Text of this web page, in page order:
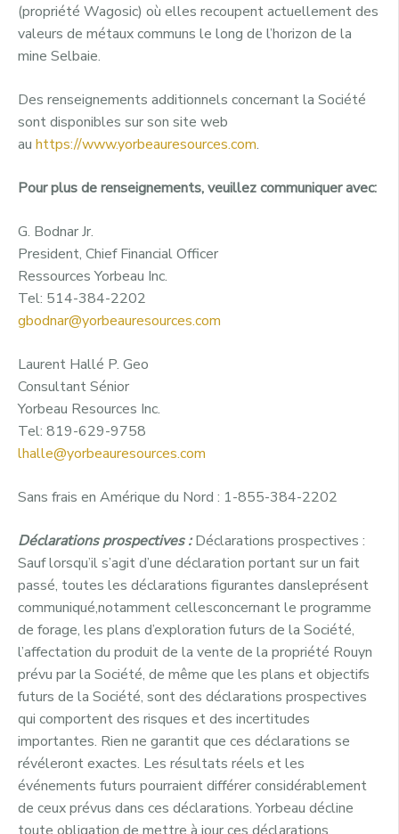
(propriété Wagosic) où elles recoupent actuellement des
valeurs de métaux communs le long de l’horizon de la
mine Selbaie.
Des renseignements additionnels concernant la Société
sont disponibles sur son site web
au https://www.yorbeauresources.com.
Pour plus de renseignements, veuillez communiquer avec:
G. Bodnar Jr.
President, Chief Financial Officer
Ressources Yorbeau Inc.
Tel: 514-384-2202
gbodnar@yorbeauresources.com
Laurent Hallé P. Geo
Consultant Sénior
Yorbeau Resources Inc.
Tel: 819-629-9758
lhalle@yorbeauresources.com
Sans frais en Amérique du Nord : 1-855-384-2202
Déclarations prospectives :Déclarations prospectives :
Sauf lorsqu’il s’agit d’une déclaration portant sur un fait
passé, toutes les déclarations figurantes dansleprésent
communiqué,notamment cellesconcernant le programme
de forage, les plans d’exploration futurs de la Société,
l’affectation du produit de la vente de la propriété Rouyn
prévu par la Société, de même que les plans et objectifs
futurs de la Société, sont des déclarations prospectives
qui comportent des risques et des incertitudes
importantes. Rien ne garantit que ces déclarations se
révéleront exactes. Les résultats réels et les
événements futurs pourraient différer considérablement
de ceux prévus dans ces déclarations. Yorbeau décline
toute obligation de mettre à jour ces déclarations